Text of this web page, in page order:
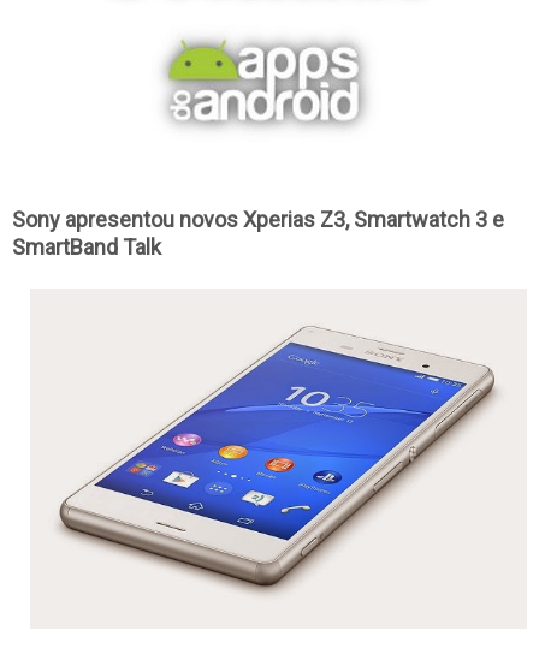
Sony apresentou novos Xperias Z3, Smartwatch 3 e
SmartBand Talk